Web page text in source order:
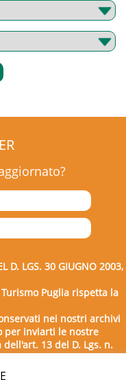
D. LGS. 30 GIUGNO 2003,
Puglia rispetta la
nei nostri archivi
per inviarti le nostre
13 del D. Lgs. n.